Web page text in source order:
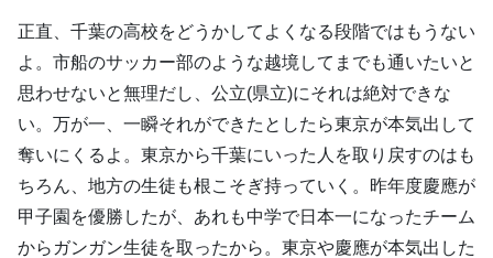
正直、千葉の高校をどうかしてよくなる段階ではもうない
よ。市船のサッカー部のような越境してまでも通いたいと
思わせないと無理だし、公立(県立)にそれは絶対できな
い。万が一、一瞬それができたとしたら東京が本気出して
奪いにくるよ。東京から千葉にいった人を取り戻すのはも
ちろん、地方の生徒も根こそぎ持っていく。昨年度慶應が
甲子園を優勝したが、あれも中学で日本一になったチーム
からガンガン生徒を取ったから。東京や慶應が本気出した